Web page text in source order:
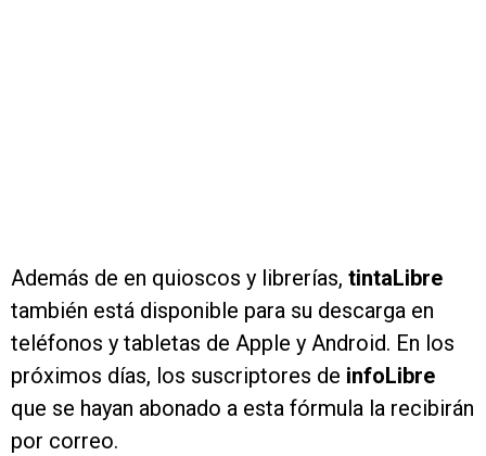
Además de en quioscos y librerías, tintaLibre
también está disponible para su descarga en
teléfonos y tabletas de Apple y Android. En los
próximos días, los suscriptores de infoLibre
que se hayan abonado a esta fórmula la recibirán
por correo.